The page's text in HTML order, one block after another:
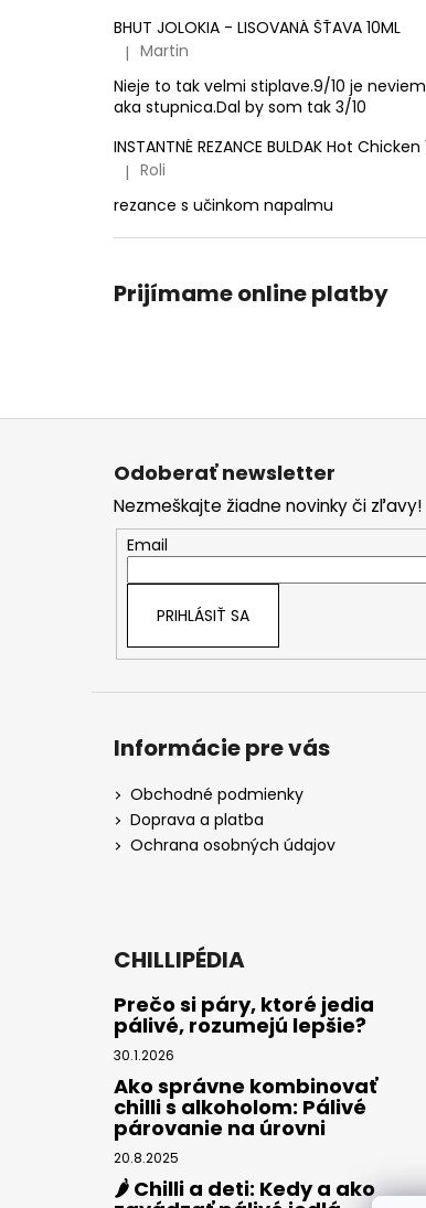
BHUT JOLOKIA - LISOVANÁ ŠŤAVA 10ML
Hodnotenie produktu je 3 z 5 hviezdičiek.
| Martin
Nieje to tak velmi stiplave.9/10 je neviem
aka stupnica.Dal by som tak 3/10
Hodnotenie produktu je 5 z 5 hviezdičiek.
| Roli
rezance s učinkom napalmu
Prijímame online platby
Z
Odoberať newsletter
Nezmeškajte žiadne novinky či zľavy!
Email
PRIHLÁSIŤ SA
Informácie pre vás
Obchodné podmienky
Doprava a platba
Ochrana osobných údajov
CHILLIPÉDIA
Prečo si páry, ktoré jedia
pálivé, rozumejú lepšie?
30.1.2026
Ako správne kombinovať
chilli s alkoholom: Pálivé
párovanie na úrovni
20.8.2025
🌶️ Chilli a deti: Kedy a ako